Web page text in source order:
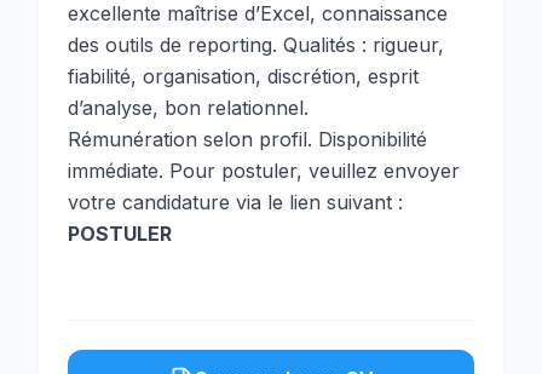
excellente maîtrise d’Excel, connaissance
des outils de reporting. Qualités : rigueur,
fiabilité, organisation, discrétion, esprit
d’analyse, bon relationnel.
Rémunération selon profil. Disponibilité
immédiate. Pour postuler, veuillez envoyer
votre candidature via le lien suivant :
POSTULER